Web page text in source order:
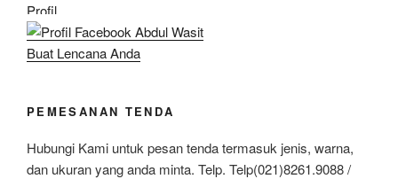
Profil
Buat Lencana Anda
PEMESANAN TENDA
Hubungi Kami untuk pesan tenda termasuk jenis, warna,
dan ukuran yang anda minta. Telp. Telp(021)8261.9088 /